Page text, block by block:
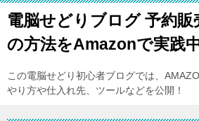
電脳せどりブログ 予約販
の方法をAmazonで実践中
この電脳せどり初心者ブログでは、
やり方や仕入れ先、ツールなどを公開！